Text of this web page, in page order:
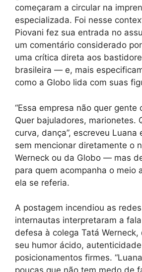
começaram a circular na
especializada. Foi nesse
Piovani fez sua entrada no
um comentário considerado
uma crítica direta aos
brasileira — e, mais
como a Globo lida com suas
“Essa empresa não quer gente
Quer bajuladores, marionetes.
curva, dança”, escreveu Luana
sem mencionar diretamente o
Werneck ou da Globo — mas
para quem acompanha o meio
ela se referia.
A postagem incendiou as
internautas interpretaram a
defesa à colega Tatá Werneck,
seu humor ácido,
posicionamentos firmes.